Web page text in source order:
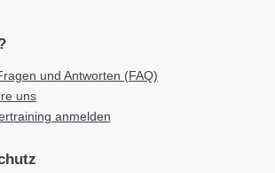
und Antworten (FAQ)
uns
anmelden